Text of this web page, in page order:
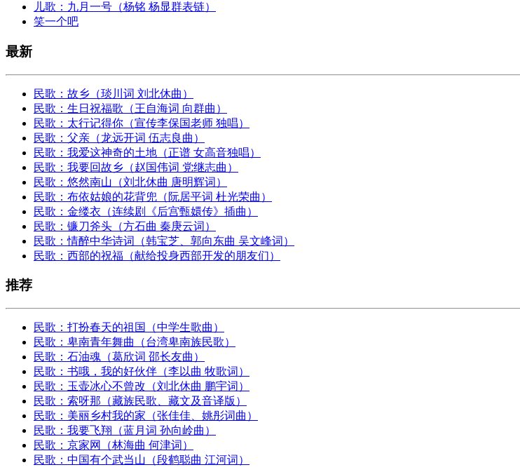
儿歌：九月一号（杨铭 杨显群表链）
笑一个吧
最新
民歌：故乡（琰川词 刘北休曲）
民歌：生日祝福歌（王自海词 向群曲）
民歌：太行记得你（宣传李保国老师 独唱）
民歌：父亲（龙远开词 伍志良曲）
民歌：我爱这神奇的土地（正谱 女高音独唱）
民歌：我要回故乡（赵国伟词 党继志曲）
民歌：悠然南山（刘北休曲 唐明辉词）
民歌：布依姑娘的花背兜（阮居平词 杜光荣曲）
民歌：金缕衣（连续剧《后宫甄嬛传》插曲）
民歌：镰刀斧头（方石曲 秦庚云词）
民歌：情醉中华诗词（韩宝芝、郭向东曲 吴文峰词）
民歌：西部的祝福（献给投身西部开发的朋友们）
推荐
民歌：打扮春天的祖国（中学生歌曲）
民歌：卑南青年舞曲（台湾卑南族民歌）
民歌：石油魂（葛欣词 邵长友曲）
民歌：书哦，我的好伙伴（李以曲 牧歌词）
民歌：玉壶冰心不曾改（刘北休曲 鹏宇词）
民歌：索呀那（藏族民歌、藏文及音译版）
民歌：美丽乡村我的家（张佳佳、姚彤词曲）
民歌：我要飞翔（蓝月词 孙向岭曲）
民歌：京家网（林海曲 何津词）
民歌：中国有个武当山（段鹤聪曲 江河词）